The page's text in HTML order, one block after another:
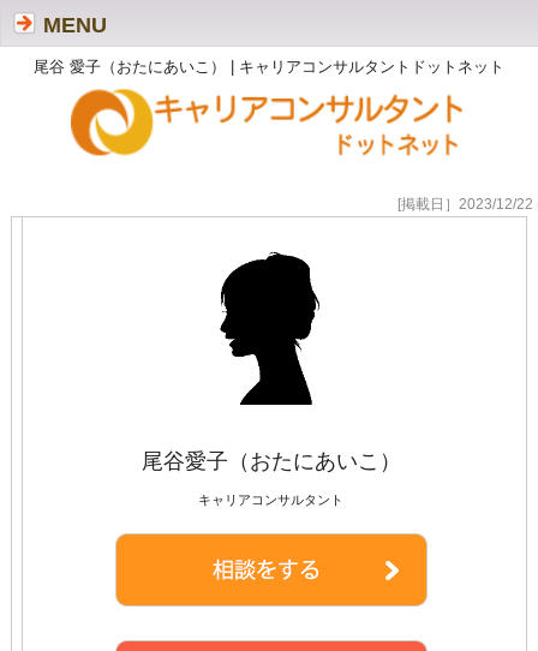
尾谷 愛子（おたにあいこ） | キャリアコンサルタントドットネット
MENU
[掲載日］2023/12/22
尾谷愛子（おたにあいこ）
キャリアコンサルタント